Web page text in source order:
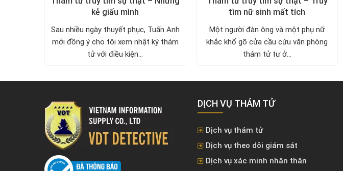
kẻ giấu mình
Sau nhiều ngày thuyết phục, Tuấn Anh
mới đồng ý cho tôi xem nhật ký thám
tử với điều kiện...
tìm nữ sinh mất tích
Một người đàn ông và một phụ nữ
khắc khổ gõ cửa cầu cứu văn phòng
thám tử tư ở...
DỊCH VỤ THÁM TỬ
Dịch vụ thám tử
Dịch vụ theo dõi giám sát
Dịch vụ xác minh nhân thân